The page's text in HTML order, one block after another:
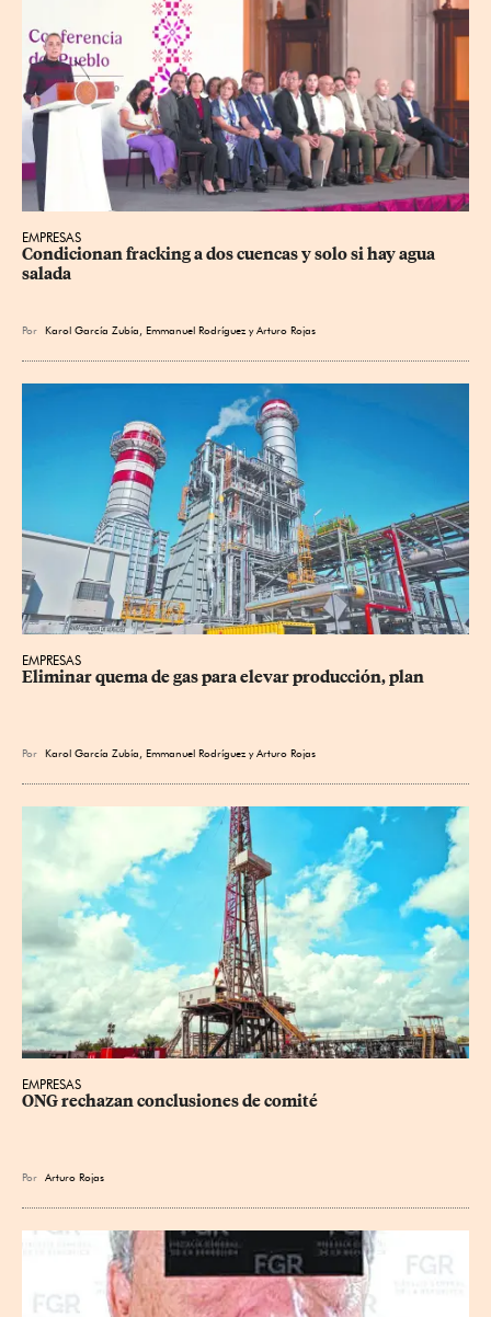
EMPRESAS
Condicionan fracking a dos cuencas y solo si hay agua
salada
Por Karol García Zubía Emmanuel Rodríguez yArturo Rojas
EMPRESAS
Eliminar quema de gas para elevar producción, plan
Por Karol García Zubía Emmanuel Rodríguez yArturo Rojas
EMPRESAS
ONG rechazan conclusiones de comité
Por Arturo Rojas